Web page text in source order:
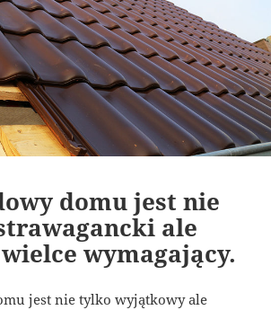
domu jest nie
ale
wymagający.
jest nie tylko wyjątkowy ale